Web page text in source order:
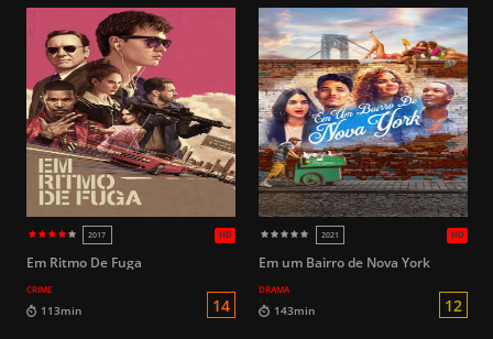
HD
Em Ritmo De Fuga
CRIME
Em um Bairro de Nova York
DRAMA